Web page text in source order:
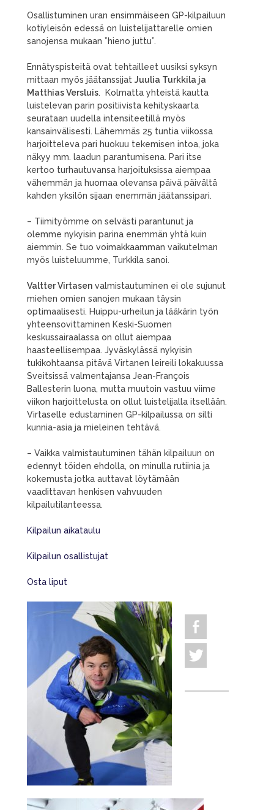
Osallistuminen uran ensimmäiseen GP-kilpailuun
kotiyleisön edessä on luistelijattarelle omien
sanojensa mukaan ”hieno juttu”.
Ennätyspisteitä ovat tehtailleet uusiksi syksyn
mittaan myös jäätanssijat Juulia Turkkila ja
Matthias Versluis. Kolmatta yhteistä kautta
luistelevan parin positiivista kehityskaarta
seurataan uudella intensiteetillä myös
kansainvälisesti. Lähemmäs 25 tuntia viikossa
harjoitteleva pari huokuu tekemisen intoa, joka
näkyy mm. laadun parantumisena. Pari itse
kertoo turhautuvansa harjoituksissa aiempaa
vähemmän ja huomaa olevansa päivä päivältä
kahden yksilön sijaan enemmän jäätanssipari.
– Tiimityömme on selvästi parantunut ja
olemme nykyisin parina enemmän yhtä kuin
aiemmin. Se tuo voimakkaamman vaikutelman
myös luisteluumme, Turkkila sanoi.
Valtter Virtasen valmistautuminen ei ole sujunut
miehen omien sanojen mukaan täysin
optimaalisesti. Huippu-urheilun ja lääkärin työn
yhteensovittaminen Keski-Suomen
keskussairaalassa on ollut aiempaa
haasteellisempaa. Jyväskylässä nykyisin
tukikohtaansa pitävä Virtanen leireili lokakuussa
Sveitsissä valmentajansa Jean-François
Ballesterin luona, mutta muutoin vastuu viime
viikon harjoittelusta on ollut luistelijalla itsellään.
Virtaselle edustaminen GP-kilpailussa on silti
kunnia-asia ja mieleinen tehtävä.
– Vaikka valmistautuminen tähän kilpailuun on
edennyt töiden ehdolla, on minulla rutiinia ja
kokemusta jotka auttavat löytämään
vaadittavan henkisen vahvuuden
kilpailutilanteessa.
Kilpailun aikataulu
Kilpailun osallistujat
Osta liput